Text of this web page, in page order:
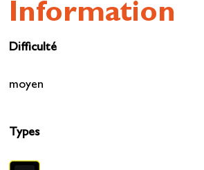
Information
Difficulté
moyen
Types